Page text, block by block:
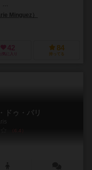
Minguez）
42
お気に入り
84
持ってる
ドゥ・パリ
6.4